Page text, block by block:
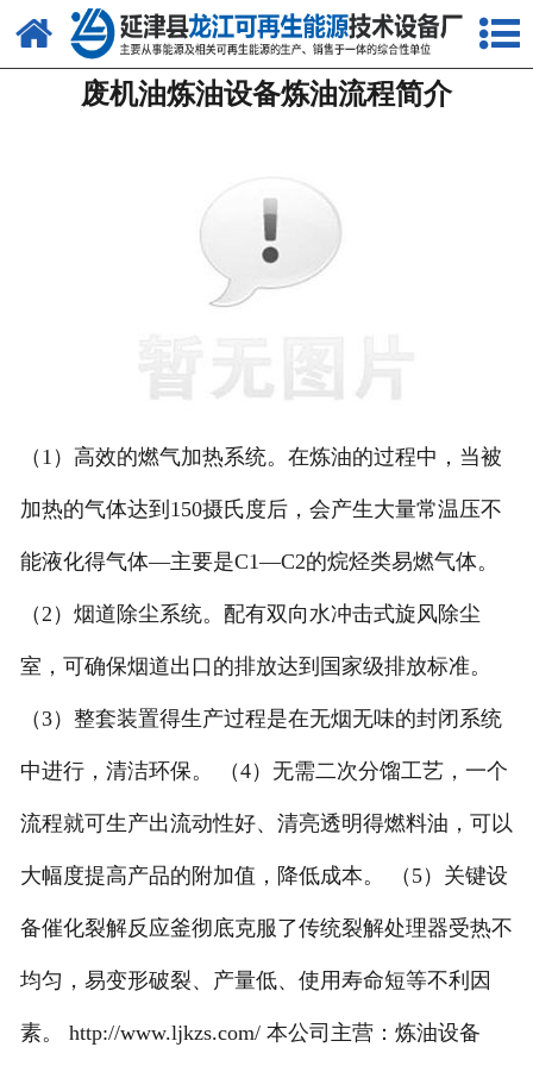
网站首页
关于我们
资质荣誉
联系我们
废机油炼油设备炼油流程简介
（1）高效的燃气加热系统。在炼油的过程中，当被
加热的气体达到150摄氏度后，会产生大量常温压不
能液化得气体—主要是C1—C2的烷烃类易燃气体。
（2）烟道除尘系统。配有双向水冲击式旋风除尘
室，可确保烟道出口的排放达到国家级排放标准。
（3）整套装置得生产过程是在无烟无味的封闭系统
中进行，清洁环保。 （4）无需二次分馏工艺，一个
流程就可生产出流动性好、清亮透明得燃料油，可以
大幅度提高产品的附加值，降低成本。 （5）关键设
备催化裂解反应釜彻底克服了传统裂解处理器受热不
均匀，易变形破裂、产量低、使用寿命短等不利因
素。 http://www.ljkzs.com/ 本公司主营：炼油设备